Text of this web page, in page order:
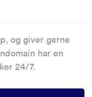
og giver gerne
har en
24/7.